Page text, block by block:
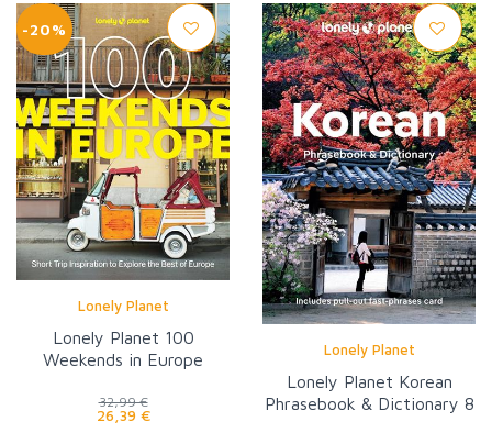
-20%
Lonely Planet
Lonely Planet 100
Weekends in Europe
32,99 €
26,39 €
Lonely Planet
Lonely Planet Korean
Phrasebook & Dictionary 8